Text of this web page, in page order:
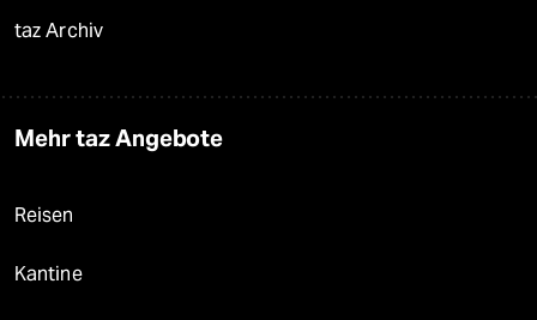
taz Archiv
Mehr taz Angebote
Reisen
Kantine